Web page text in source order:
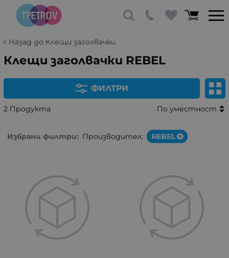
Назад до Клещи заголвачки
Клещи заголвачки REBEL
ФИЛТРИ
2 Продукта По уместност
Избрани филтри: Производител: REBEL